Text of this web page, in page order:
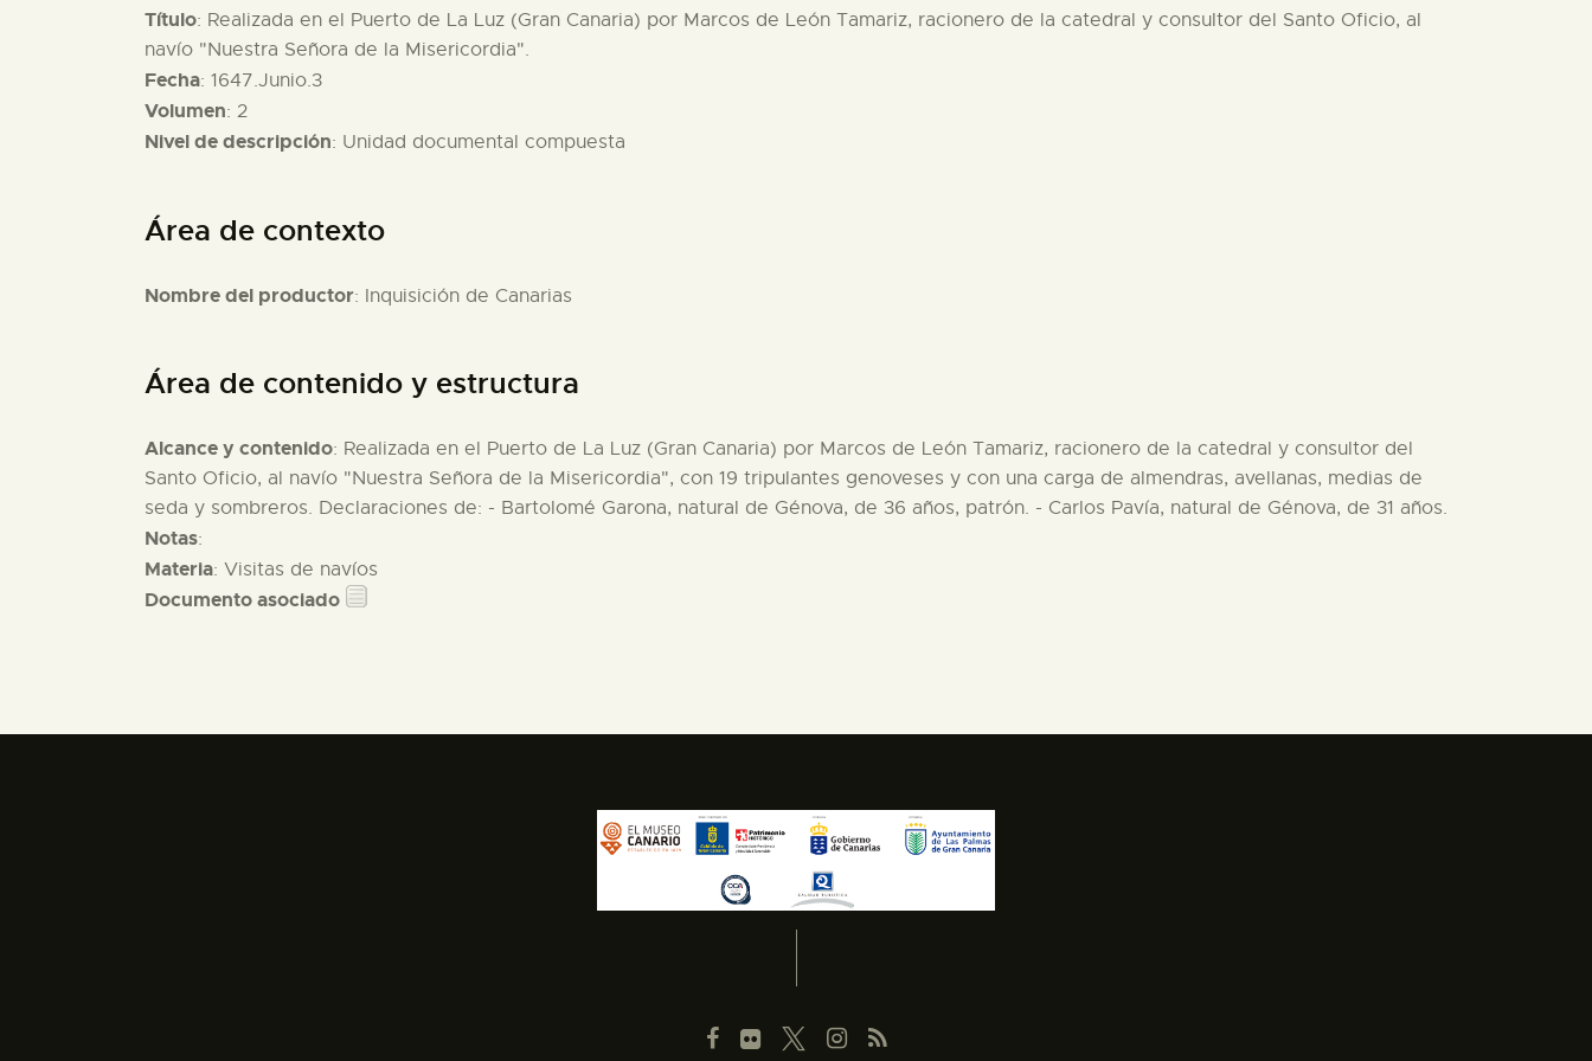
Título: Realizada en el Puerto de La Luz (Gran Canaria) por Marcos de León Tamariz, racionero de la catedral y consultor del Santo Oficio, al
navío "Nuestra Señora de la Misericordia".
Fecha: 1647.Junio.3
Volumen: 2
Nivel de descripción: Unidad documental compuesta
Área de contexto
Nombre del productor: Inquisición de Canarias
Área de contenido y estructura
Alcance y contenido: Realizada en el Puerto de La Luz (Gran Canaria) por Marcos de León Tamariz, racionero de la catedral y consultor del
Santo Oficio, al navío "Nuestra Señora de la Misericordia", con 19 tripulantes genoveses y con una carga de almendras, avellanas, medias de
seda y sombreros. Declaraciones de: - Bartolomé Garona, natural de Génova, de 36 años, patrón. - Carlos Pavía, natural de Génova, de 31 años.
Notas:
Materia: Visitas de navíos
Documento asociado